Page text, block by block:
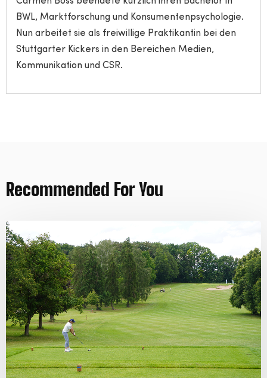
BWL, Marktforschung und Konsumentenpsychologie.
Nun arbeitet sie als freiwillige Praktikantin bei den
Stuttgarter Kickers in den Bereichen Medien,
Kommunikation und CSR.
Recommended For You